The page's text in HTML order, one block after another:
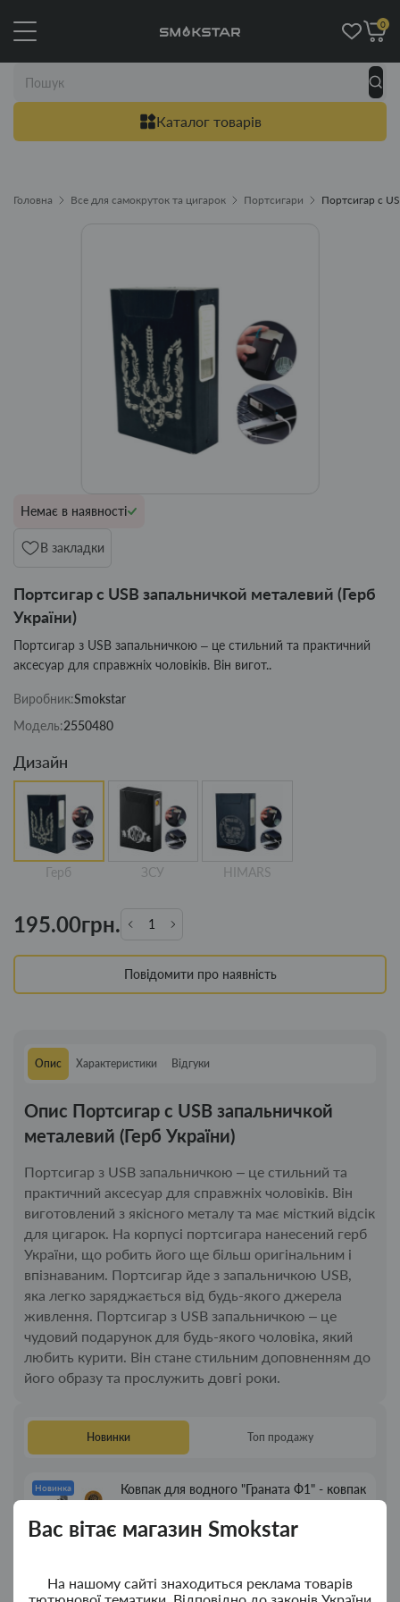
Вас вітає магазин Smokstar
На нашому сайті знаходиться реклама товарів
тютюнової тематики. Відповідно до законів України
Каталог товарів
0
Головна Все для самокруток та цигарок Портсигари Портсигар с
Немає в наявності
В закладки
Портсигар с USB запальничкой металевий (Герб
України)
Портсигар з USB запальничкою – це стильний та практичний
аксесуар для справжніх чоловіків. Він вигот..
Виробник:Smokstar
Модель:2550480
Дизайн
Герб ЗСУ HIMARS
195.00грн.
Повідомити про наявність
Опис Характеристики Відгуки
Опис Портсигар с USB запальничкой
металевий (Герб України)
Портсигар з USB запальничкою – це стильний та
практичний аксесуар для справжніх чоловіків. Він
виготовлений з якісного металу та має місткий відсік
для цигарок. На корпусі портсигара нанесений герб
України, що робить його ще більш оригінальним і
впізнаваним. Портсигар йде з запальничкою USB,
яка легко заряджається від будь-якого джерела
живлення. Портсигар з USB запальничкою – це
чудовий подарунок для будь-якого чоловіка, який
любить курити. Він стане стильним доповненням до
його образу та прослужить довгі роки.
Новинки Топ продажу
Новинка
Ковпак для водного "Граната Ф1" - ковпак
380.00грн.
Новинка
Ковпак для водного "Граната Ф1" - ковпак